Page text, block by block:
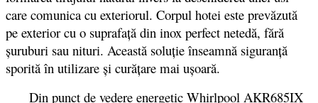
care comunica cu exteriorul. Corpul hotei este prevăzută
pe exterior cu o suprafaţă din inox perfect netedă, fără
şuruburi sau nituri. Această soluţie înseamnă siguranţă
sporită în utilizare şi curăţare mai uşoară.
Din punct de vedere energetic Whirlpool AKR685IX